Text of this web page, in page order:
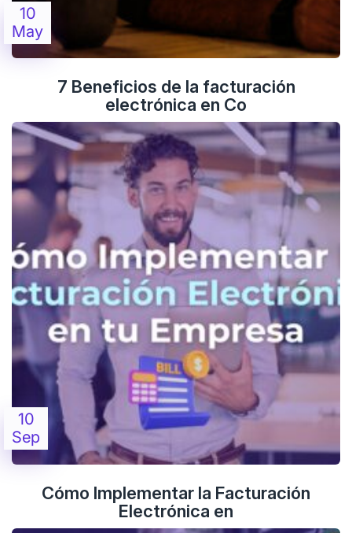
10
May
7 Beneficios de la facturación
electrónica en Co
10
Sep
Cómo Implementar la Facturación
Electrónica en